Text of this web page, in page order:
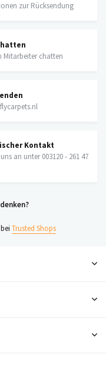
zur Rücksendung
Mitarbeiter chatten
Kontakt
an unter 003120 - 261 47
bei Trusted Shops